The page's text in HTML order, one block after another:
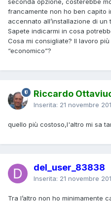
francamente non ho ben capito
accennato all’installazione di
Sapete indicarmi in cosa
Cosa mi consigliate? Il lavoro
“economico”?
Riccardo
Inserita: 21 novembre
quello più costoso,l'altro mi sa
del_user_83838
Inserita: 21 novembre
Tra l’altro non ho minimamente